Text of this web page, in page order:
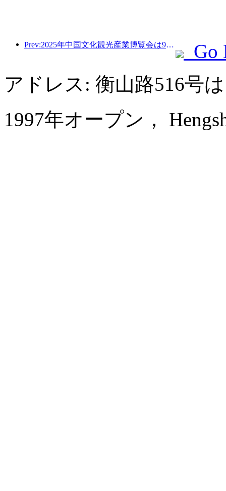
Prev:2025年中国文化観光産業博覧会は9月12日から14日まで武漢で開催される。
Go
アドレス: 衡山路516号
1997年オープン，